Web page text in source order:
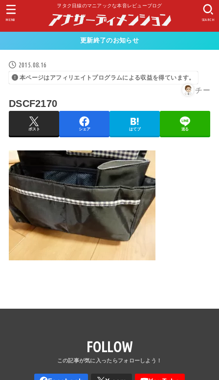
ヲタク目線のマニアックな本音レビューブログ
SEARCH
MENU
更新終了のお知らせ
2015.08.16
本ページはアフィリエイトプログラムによる収益を得ています。
チー
DSCF2170
ポスト シェア はてブ 送る
FOLLOW